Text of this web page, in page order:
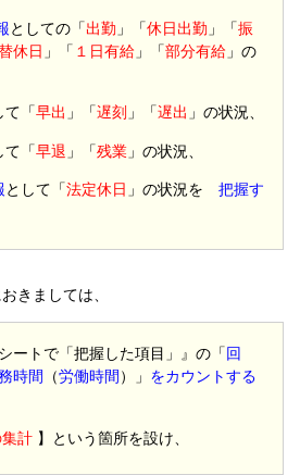
としての「出勤 」「休日出勤 」「振
休日 」「 １日有給 」「部分有給 」の
て「早出 」「遅刻 」「遅出 」の状況、
て「早退 」「残業 」の状況、
として「法定休日 」の状況を把握す
きましては、
ートで「把握した項目」』の「回
時間 （労働時間 ）」 をカウントする
計 】という箇所を設け、